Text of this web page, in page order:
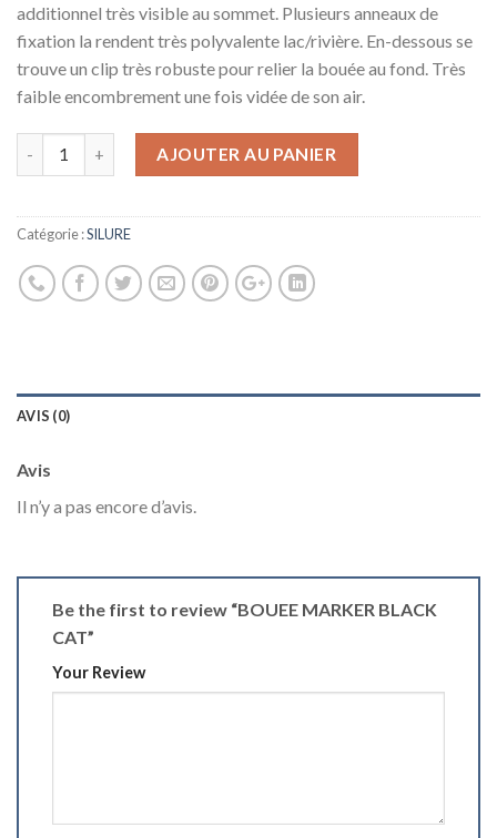
additionnel très visible au sommet. Plusieurs anneaux de
fixation la rendent très polyvalente lac/rivière. En-dessous se
trouve un clip très robuste pour relier la bouée au fond. Très
faible encombrement une fois vidée de son air.
AJOUTER AU PANIER
Catégorie :SILURE
AVIS (0)
Avis
Il n’y a pas encore d’avis.
Be the first to review “BOUEE MARKER BLACK
CAT”
Your Review